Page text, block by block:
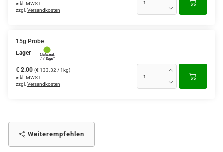
inkl. MWST
zzgl. Versandkosten
15g Probe
Lager
€ 2.00 (€ 133.32 / 1kg)
inkl. MWST
zzgl. Versandkosten
Weiterempfehlen